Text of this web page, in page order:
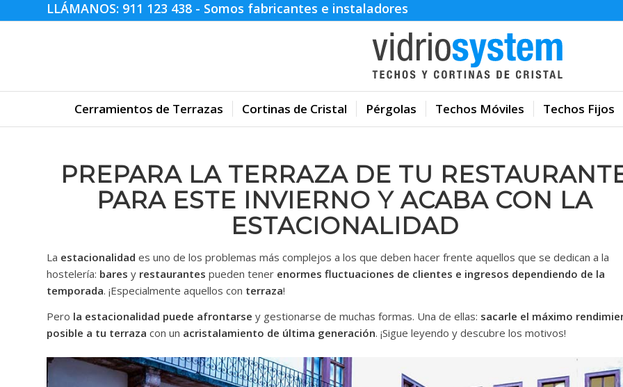
LLÁMANOS: 911 123 438 - Somos fabricantes e instaladores
Cerramientos de Terrazas Cortinas de Cristal Pérgolas Techos Móviles Techos Fijos
PREPARA LA TERRAZA DE TU
PARA ESTE INVIERNO Y ACABA CON LA
ESTACIONALIDAD
La estacionalidad es uno de los problemas más complejos a los que deben hacer frente aquellos que se dedican a la
hostelería: bares y restaurantes pueden tener enormes fluctuaciones de clientes e ingresos dependiendo de la
temporada. ¡Especialmente aquellos con terraza!
Pero la estacionalidad puede afrontarse y gestionarse de muchas formas. Una de ellas: sacarle el máximo
posible a tu terraza con un acristalamiento de última generación. ¡Sigue leyendo y descubre los motivos!